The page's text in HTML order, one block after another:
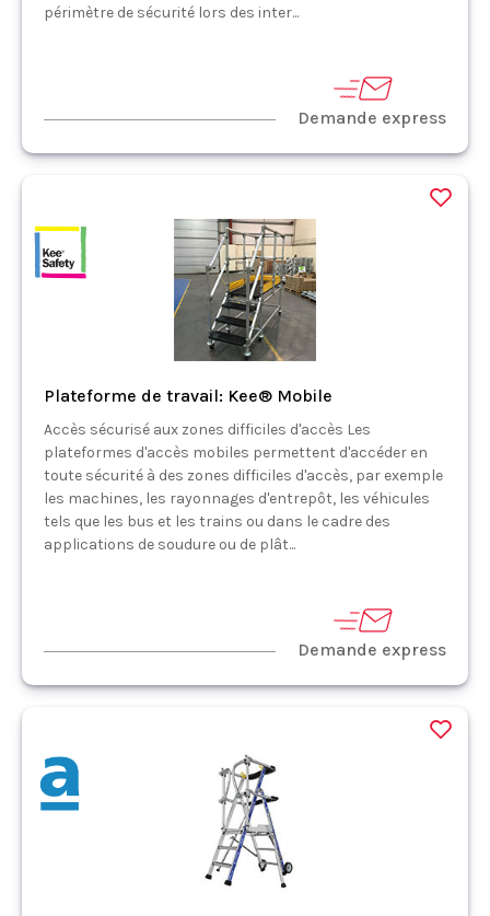
périmètre de sécurité lors des inter...
Demande express
Plateforme de travail: Kee® Mobile
Accès sécurisé aux zones difficiles d'accès Les
plateformes d'accès mobiles permettent d'accéder en
toute sécurité à des zones difficiles d'accès, par exemple
les machines, les rayonnages d'entrepôt, les véhicules
tels que les bus et les trains ou dans le cadre des
applications de soudure ou de plât...
Demande express